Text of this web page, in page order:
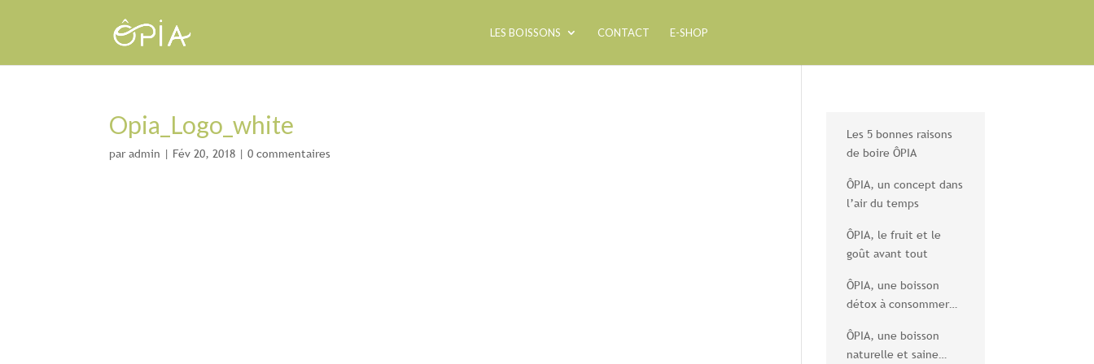
LES BOISSONS CONTACT E-SHOP
Opia_Logo_white
paradmin | Fév 20, 2018 |0 commentaires
Les 5 bonnes raisons
de boire ÔPIA
ÔPIA, un concept dans
l’air du temps
ÔPIA, le fruit et le
goût avant tout
ÔPIA, une boisson
détox à consommer
ÔPIA, une boisson
naturelle et saine